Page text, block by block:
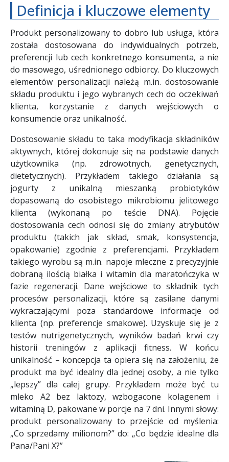
Definicja i kluczowe elementy
Produkt personalizowany to dobro lub usługa, która
została dostosowana do indywidualnych potrzeb,
preferencji lub cech konkretnego konsumenta, a nie
do masowego, uśrednionego odbiorcy. Do kluczowych
elementów personalizacji należą m.in. dostosowanie
składu produktu i jego wybranych cech do oczekiwań
klienta, korzystanie z danych wejściowych o
konsumencie oraz unikalność.
Dostosowanie składu to taka modyfikacja składników
aktywnych, której dokonuje się na podstawie danych
użytkownika (np. zdrowotnych, genetycznych,
dietetycznych). Przykładem takiego działania są
jogurty z unikalną mieszanką probiotyków
dopasowaną do osobistego mikrobiomu jelitowego
klienta (wykonaną po teście DNA). Pojęcie
dostosowania cech odnosi się do zmiany atrybutów
produktu (takich jak skład, smak, konsystencja,
opakowanie) zgodnie z preferencjami. Przykładem
takiego wyrobu są m.in. napoje mleczne z precyzyjnie
dobraną ilością białka i witamin dla maratończyka w
fazie regeneracji. Dane wejściowe to składnik tych
procesów personalizacji, które są zasilane danymi
wykraczającymi poza standardowe informacje od
klienta (np. preferencje smakowe). Uzyskuje się je z
testów nutrigenetycznych, wyników badań krwi czy
historii treningów z aplikacji fitness. W końcu
unikalność – koncepcja ta opiera się na założeniu, że
produkt ma być idealny dla jednej osoby, a nie tylko
„lepszy” dla całej grupy. Przykładem może być tu
mleko A2 bez laktozy, wzbogacone kolagenem i
witaminą D, pakowane w porcje na 7 dni. Innymi słowy:
produkt personalizowany to przejście od myślenia:
„Co sprzedamy milionom?” do: „Co będzie idealne dla
Pana/Pani X?”